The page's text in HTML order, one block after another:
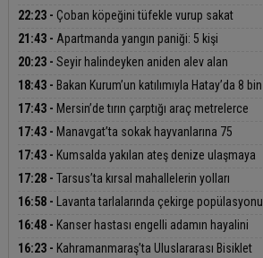
kesildi
22:23 - Çoban köpeğini tüfekle vurup sakat
bıraktılar
21:43 - Apartmanda yangın paniği: 5 kişi
dumandan etkilendi
20:23 - Seyir halindeyken aniden alev alan
otomobildeki 4 kişi yaralandı
18:43 - Bakan Kurum’un katılımıyla Hatay’da 8 bin
500 hak sahibinin konutu belirlendi
17:43 - Mersin’de tırın çarptığı araç metrelerce
sürüklendi
17:43 - Manavgat’ta sokak hayvanlarına 75
dönümlük yaşam alanı
17:43 - Kumsalda yakılan ateş denize ulaşmaya
çalışan yavru carettayı yakıp telef etti
17:28 - Tarsus’ta kırsal mahallelerin yolları
parkeyle yenileniyor
16:58 -
Lavanta tarlalarında çekirge popülasyonu
incelendi
16:48 - Kanser hastası engelli adamın hayalini
bile kuramadığı evine kavuşunca döktüğü gözyaşı
16:23 - Kahramanmaraş’ta Uluslararası Bisiklet